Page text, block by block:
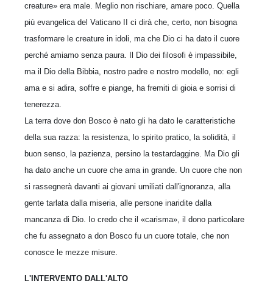
creature» era male. Meglio non rischiare, amare poco. Quella
più evangelica del Vaticano II ci dirà che, certo, non bisogna
trasformare le creature in idoli, ma che Dio ci ha dato il cuore
perché amiamo senza paura. Il Dio dei filosofi è impassibile,
ma il Dio della Bibbia, nostro padre e nostro modello, no: egli
ama e si adira, soffre e piange, ha fremiti di gioia e sorrisi di
tenerezza.
La terra dove don Bosco è nato gli ha dato le caratteristiche
della sua razza: la resistenza, lo spirito pratico, la solidità, il
buon senso, la pazienza, persino la testardaggine. Ma Dio gli
ha dato anche un cuore che ama in grande. Un cuore che non
si rassegnerà davanti ai giovani umiliati dall'ignoranza, alla
gente tarlata dalla miseria, alle persone inaridite dalla
mancanza di Dio. Io credo che il «ca­risma», il dono particolare
che fu assegnato a don Bosco fu un cuore totale, che non
conosce le mezze misure.
L'INTERVENTO DALL'ALTO